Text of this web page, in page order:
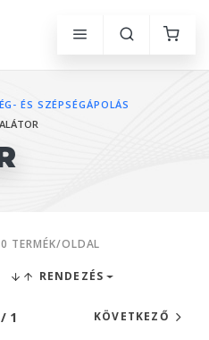
ÉS SZÉPSÉGÁPOLÁS
TERMÉK/OLDAL
RENDEZÉS
1 KÖVETKEZŐ